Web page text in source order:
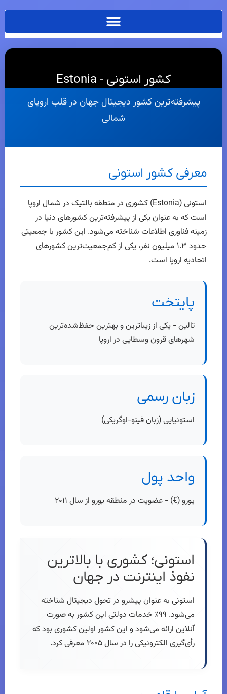
کشور استونی - Estonia
پیشرفته‌ترین کشور دیجیتال جهان در قلب اروپای
شمالی
معرفی کشور استونی
استونی (Estonia) کشوری در منطقه بالتیک در شمال اروپا
است که به عنوان یکی از پیشرفته‌ترین کشورهای دنیا در
زمینه فناوری اطلاعات شناخته می‌شود. این کشور با جمعیتی
حدود ۱.۳ میلیون نفر، یکی از کم‌جمعیت‌ترین کشورهای
اتحادیه اروپا است.
پایتخت
تالین - یکی از زیباترین و بهترین حفظ‌شده‌ترین
شهرهای قرون وسطایی در اروپا
زبان رسمی
استونیایی (زبان فینو-اوگریکی)
واحد پول
یورو (€) - عضویت در منطقه یورو از سال ۲۰۱۱
استونی؛ کشوری با بالاترین
نفوذ اینترنت در جهان
استونی به عنوان پیشرو در تحول دیجیتال شناخته
می‌شود. ۹۹٪ خدمات دولتی این کشور به صورت
آنلاین ارائه می‌شود و این کشور اولین کشوری بود که
رأی‌گیری الکترونیکی را در سال ۲۰۰۵ معرفی کرد.